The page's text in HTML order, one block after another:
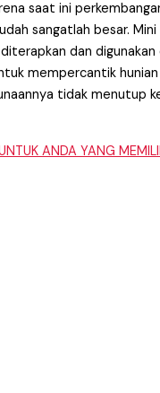
saat ini
sangatlah besar. Mini
dan
mempercantik
tidak menutup
ANDA YANG